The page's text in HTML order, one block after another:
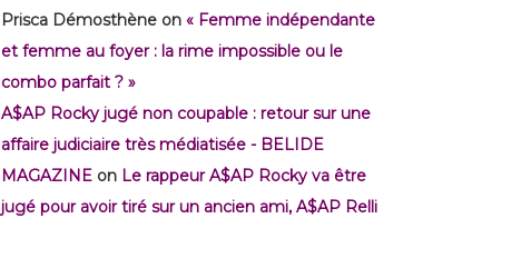
Prisca Démosthène on « Femme indépendante
et femme au foyer : la rime impossible ou le
combo parfait ? »
A$AP Rocky jugé non coupable : retour sur une
affaire judiciaire très médiatisée - BELIDE
MAGAZINE on Le rappeur A$AP Rocky va être
jugé pour avoir tiré sur un ancien ami, A$AP Relli